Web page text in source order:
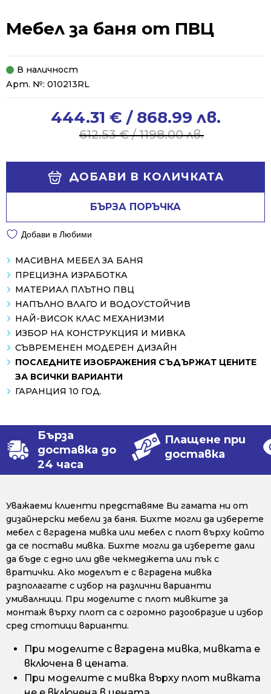
Мебел за баня от ПВЦ
В наличност
Арт. №: 010213RL
612.53€/ 1198.00 лв.
612.53 €
444.31 € / 868.99 лв.
444.31 €
ДОБАВИ В КОЛИЧКАТА
БЪРЗА ПОРЪЧКА
Добави в Любими
МАСИВНА МЕБЕЛ ЗА БАНЯ
ПРЕЦИЗНА ИЗРАБОТКА
МАТЕРИАЛ ПЛЪТНО ПВЦ
НАПЪЛНО ВЛАГО И ВОДОУСТОЙЧИВ
НАЙ-ВИСОК КЛАС МЕХАНИЗМИ
ИЗБОР НА КОНСТРУКЦИЯ И МИВКА
СЪВРЕМЕНЕН МОДЕРЕН ДИЗАЙН
ПОСЛЕДНИТЕ ИЗОБРАЖЕНИЯ СЪДЪРЖАТ ЦЕНИТЕ
ЗА ВСИЧКИ ВАРИАНТИ
ГАРАНЦИЯ 10 ГОД.
Бърза
доставка до
24 часа
Плащене при
доставка
Уважаеми клиенти представяме Ви гамата ни от
дизайнерски мебели за баня. Бихте могли да изберете
мебел с вградена мивка или мебел с плот върху който
да се постави мивка. Бихте могли да изберете дали
да бъде с едно или две чекмеджета или пък с
вратички. Ако моделът е с вградена мивка
разполагате с избор на различни варианти
умивалници. При моделите с плот мивките за
монтаж върху плот са с огромно разообразие и избор
сред стотици варианти.
При моделите с вградена мивка, мивката е
включена в цената.
При моделите с мивка върху плот мивката